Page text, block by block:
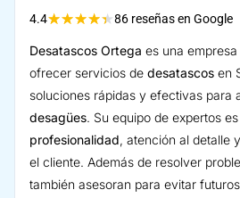
4.4★★★★★86 reseñas en Google
Desatascos Ortega es una
ofrecer servicios de desatascos en
soluciones rápidas y efectivas para
desagües. Su equipo de expertos
profesionalidad, atención al detalle
el cliente. Además de resolver
también asesoran para evitar